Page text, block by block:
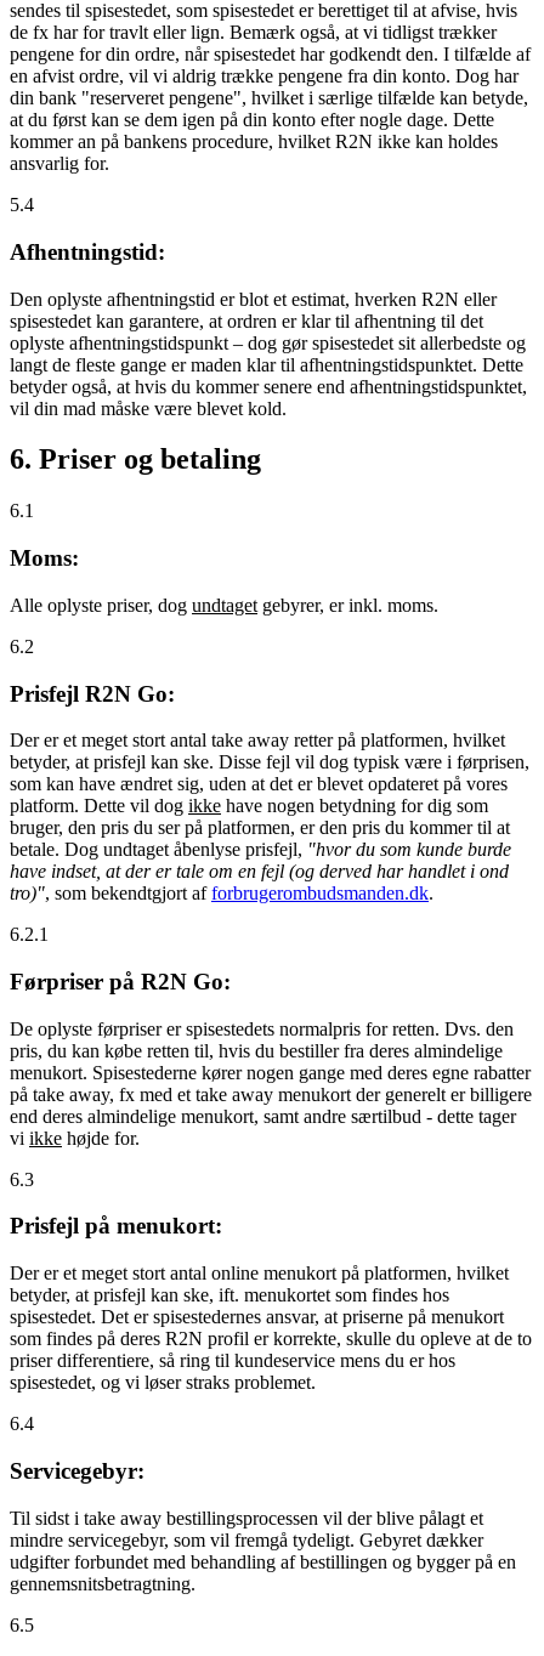
sendes til spisestedet, som spisestedet er berettiget til at afvise, hvis
de fx har for travlt eller lign. Bemærk også, at vi tidligst trækker
pengene for din ordre, når spisestedet har godkendt den. I tilfælde af
en afvist ordre, vil vi aldrig trække pengene fra din konto. Dog har
din bank "reserveret pengene", hvilket i særlige tilfælde kan betyde,
at du først kan se dem igen på din konto efter nogle dage. Dette
kommer an på bankens procedure, hvilket R2N ikke kan holdes
ansvarlig for.
5.4
Afhentningstid:
Den oplyste afhentningstid er blot et estimat, hverken R2N eller
spisestedet kan garantere, at ordren er klar til afhentning til det
oplyste afhentningstidspunkt – dog gør spisestedet sit allerbedste og
langt de fleste gange er maden klar til afhentningstidspunktet. Dette
betyder også, at hvis du kommer senere end afhentningstidspunktet,
vil din mad måske være blevet kold.
6. Priser og betaling
6.1
Moms:
Alle oplyste priser, dog undtaget gebyrer, er inkl. moms.
6.2
Prisfejl R2N Go:
Der er et meget stort antal take away retter på platformen, hvilket
betyder, at prisfejl kan ske. Disse fejl vil dog typisk være i førprisen,
som kan have ændret sig, uden at det er blevet opdateret på vores
platform. Dette vil dog ikke have nogen betydning for dig som
bruger, den pris du ser på platformen, er den pris du kommer til at
betale. Dog undtaget åbenlyse prisfejl, "hvor du som kunde burde
have indset, at der er tale om en fejl (og derved har handlet i ond
tro)", som bekendtgjort afforbrugerombudsmanden.dk.
6.2.1
Førpriser på R2N Go:
De oplyste førpriser er spisestedets normalpris for retten. Dvs. den
pris, du kan købe retten til, hvis du bestiller fra deres almindelige
menukort. Spisestederne kører nogen gange med deres egne rabatter
på take away, fx med et take away menukort der generelt er billigere
end deres almindelige menukort, samt andre særtilbud - dette tager
vi ikke højde for.
6.3
Prisfejl på menukort:
Der er et meget stort antal online menukort på platformen, hvilket
betyder, at prisfejl kan ske, ift. menukortet som findes hos
spisestedet. Det er spisestedernes ansvar, at priserne på menukort
som findes på deres R2N profil er korrekte, skulle du opleve at de to
priser differentiere, så ring til kundeservice mens du er hos
spisestedet, og vi løser straks problemet.
6.4
Servicegebyr:
Til sidst i take away bestillingsprocessen vil der blive pålagt et
mindre servicegebyr, som vil fremgå tydeligt. Gebyret dækker
udgifter forbundet med behandling af bestillingen og bygger på en
gennemsnitsbetragtning.
6.5